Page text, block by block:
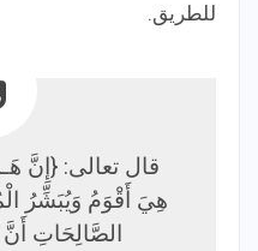
للطريق.
قال تعالى: {إِنَّ
هِيَ أَقْوَمُ وَيُبَشِّرُ
الصَّالِحَاتِ أَنَّ